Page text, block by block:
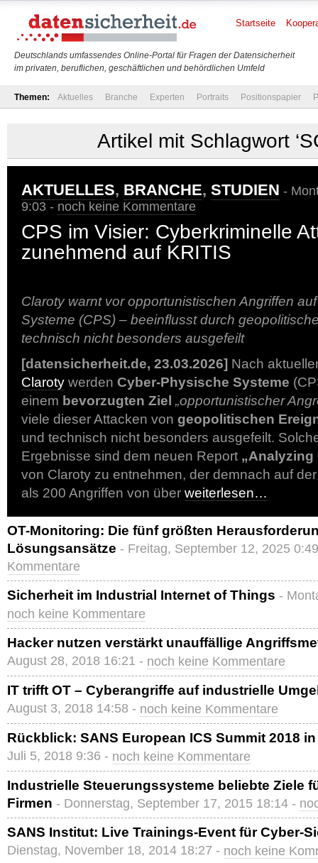
Deutschlands umfassendes Online-Portal für Fragen der Datensicherheit
im privaten, beruflichen, geschäftlichen und behördlichen Umfeld
Startseite
Themen: Aktuelles Branche Experten Portraits Positionspapier
Artikel mit Schlagwort
AKTUELLES, BRANCHE, STUDIEN -
9:03 - noch keine Kommentare
CPS im Visier: Cyberkriminelle
zunehmend auf KRITIS
Claroty warnt vor opportunistischen Angriffen
Systeme (CPS) – beeinflusst durch
technisch nicht besonders ausgefeilt
[datensicherheit.de, 23.03.2026] Nach
Claroty werden Cyber-Physische Systeme
einem bevorzugten Ziel „opportunistischer
viele dieser Attacken von geopolitischen
und technisch nicht besonders ausgefeilt.
Ergebnisse sind dem neuen Report „Analyzing
von Claroty zu entnehmen, der demnach auf
als 200 Angriffen von über weiterlesen…
OT-Monitoring: Die fünf größten
Lösungsansätze - Freitag, September 12, 2025
Kommentare
Sicherheit im Industrial Internet of Things -
noch keine Kommentare
Hacker nutzen verstärkt unauffällige
August 28, 2018 16:21 - noch keine Kommentare
IT trifft OT – Cyberangriffe auf industrielle
August 3, 2018 14:58 - noch keine Kommentare
Rückblick: SANS European ICS Summit 2018
Juli 5, 2018 9:36 - noch keine Kommentare
Industrielle Steuerungssysteme beliebte Ziele
Firmen - Donnerstag, September 17, 2015 18:14 -
SANS Institut: Live Trainings-Event für Cyber-
Dienstag, November 18, 2014 18:27 - noch keine